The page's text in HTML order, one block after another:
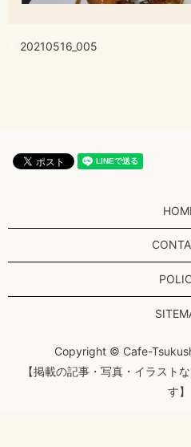
20210516_005
Copyright © Cafe-
【掲載の記事・写真・イラスト
す】